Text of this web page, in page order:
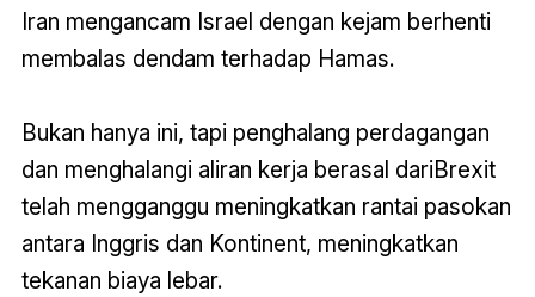
Iran mengancam Israel dengan kejam berhenti
membalas dendam terhadap Hamas.
Bukan hanya ini, tapi penghalang perdagangan
dan menghalangi aliran kerja berasal dariBrexit
telah mengganggu meningkatkan rantai pasokan
antara Inggris dan Kontinent, meningkatkan
tekanan biaya lebar.